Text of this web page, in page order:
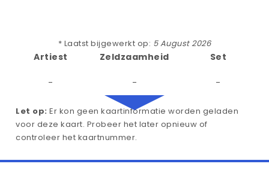
* Laatst bijgewerkt op: 5 August 2026
Artiest
-
Zeldzaamheid
-
Set
-
Let op: Er kon geen kaartinformatie worden geladen
voor deze kaart. Probeer het later opnieuw of
controleer het kaartnummer.